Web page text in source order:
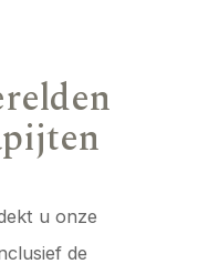
u onze
de